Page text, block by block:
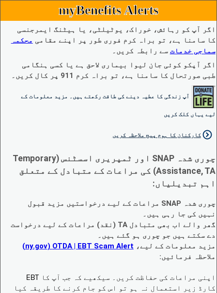
myBenefits Alerts
اگر آپ کو رہائش، خوراک، یوٹیلٹی، یا ہیٹنگ ایمرجنسی
کا سامنا ہے، تو براہ کرم فوری طور پر اپنے مقامی محکمہ
سماجی خدمات سے رابطہ کریں۔
اگر آپکو کوئی جان لیوا بیماری لاحق ہے یا کسی ہنگامی
طبی صورتحال کا سامنا ہے، تو براہ کرم 911 پر کال کریں۔
آپ زندگی کا عطیہ دینے کی طاقت رکھتے ہیں۔ مزید معلومات کے
لیے یہاں کلک کریں
کارکنان کا ہوم پیج ملاحظہ کریں
چوری شدہ SNAP اور ٹمپریری اسسٹنس (Temporary
Assistance, TA) کی مراعات کے متبادل کے متعلق
اہم تبدیلیاں:
چوری شدہ SNAP مراعات کے لیے درخواستیں مزید قبول
نہیں کی جا رہی ہیں۔
گھر والے اب بھی متبادل TA (نقد) مراعات کے لیے درخواست
دے سکتے ہیں جو چوری ہو گئے ہیں۔
مزید معلومات کے لیے، EBT Scam Alert ‏| OTDA ‏(ny.gov)
ملاحظہ فرمائیں:
اپنی مراعات کی حفاظت کریں۔ سیکھیے کہ جب آپ کا EBT
کارڈ زیر استعمال نہ ہو تو اس کو جام کرنے کا طریقہ کیا